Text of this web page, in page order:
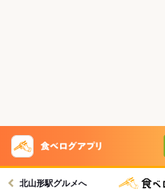
北山形駅グルメへ